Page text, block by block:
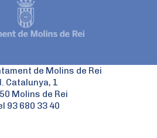
de Molins de Rei
Catalunya, 1
Molins de Rei
93 680 33 40